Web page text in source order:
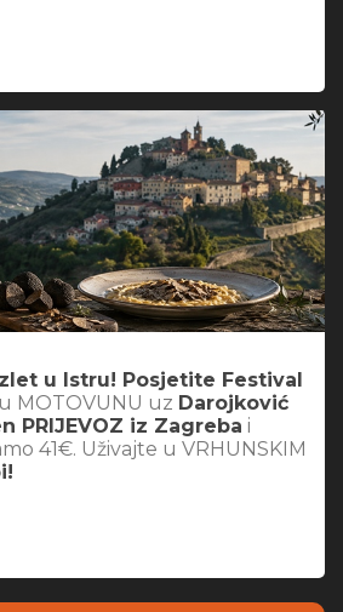
u Istru! Posjetite Festival
u MOTOVUNU uz Darojković
PRIJEVOZ iz Zagreba i
41€. Uživajte u VRHUNSKIM